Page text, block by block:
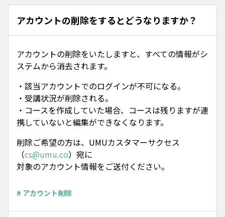
アカウントの削除をするとどうなりますか？
アカウントの削除をいたしますと、すべての情報がシ
ステムから消去されます。
・該当アカウントでのログインが不可になる。
・受講状況が削除される。
・コースを作成していた場合、コースは残りますが連
携していないと編集ができなくなります。
削除ご希望の方は、UMUカスタマーサクセス
（cs@umu.co）宛に
対象のアカウント情報をご送付ください。
# アカウント削除